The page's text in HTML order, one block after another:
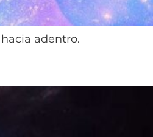
adentro.